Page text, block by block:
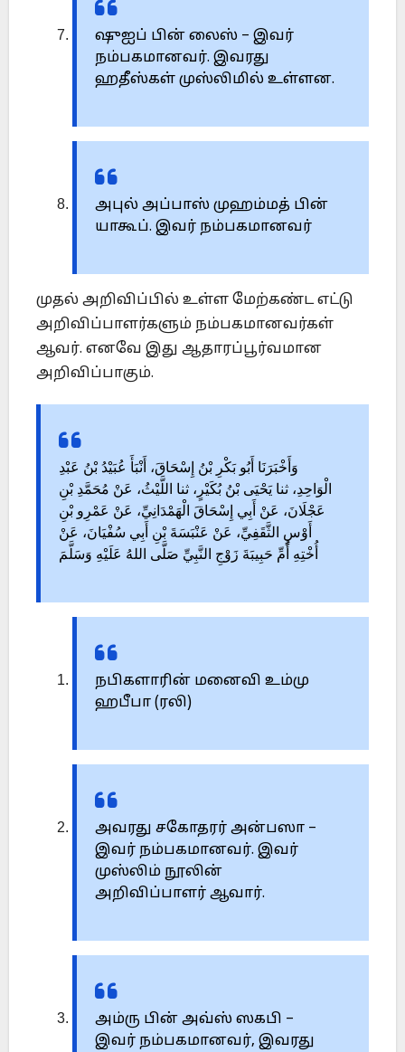
ஷுஐப் பின் லைஸ் – இவர்
நம்பகமானவர். இவரது
ஹதீஸ்கள் முஸ்லிமில் உள்ளன.
அபுல் அப்பாஸ் முஹம்மத் பின்
யாகூப். இவர் நம்பகமானவர்
முதல் அறிவிப்பில் உள்ள மேற்கண்ட எட்டு
அறிவிப்பாளர்களும் நம்பகமானவர்கள்
ஆவர். எனவே இது ஆதாரப்பூர்வமான
அறிவிப்பாகும்.
وَأَخْبَرَنَا أَبُو بَكْرِ بْنُ إِسْحَاقَ، أَنْبَأَ عُبَيْدُ بْنُ عَبْدِ
الْوَاحِدِ، ثنا يَحْيَى بْنُ بُكَيْرٍ، ثنا اللَّيْثُ، عَنْ مُحَمَّدِ بْنِ
عَجْلَانَ، عَنْ أَبِي إِسْحَاقَ الْهَمْدَانِيِّ، عَنْ عَمْرِو بْنِ
أَوْسٍ الثَّقَفِيِّ، عَنْ عَنْبَسَةَ بْنِ أَبِي سُفْيَانَ، عَنْ
أُخْتِهِ أُمِّ حَبِيبَةَ زَوْجِ النَّبِيِّ صَلَّى اللهُ عَلَيْهِ وَسَلَّمَ
நபிகளாரின் மனைவி உம்மு
ஹபீபா (ரலி)
அவரது சகோதரர் அன்பஸா –
இவர் நம்பகமானவர். இவர்
முஸ்லிம் நூலின்
அறிவிப்பாளர் ஆவார்.
அம்ரு பின் அவ்ஸ் ஸகபி –
இவர் நம்பகமானவர், இவரது